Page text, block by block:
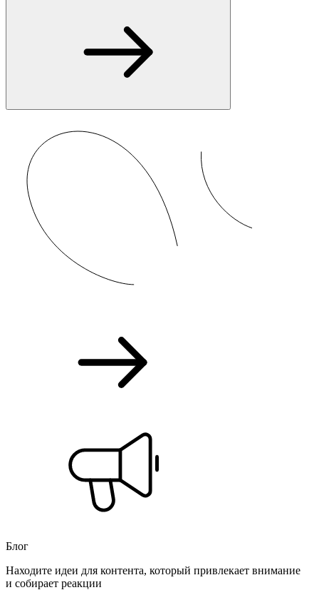
Блог
Находите идеи для контента, который привлекает внимание
и собирает реакции